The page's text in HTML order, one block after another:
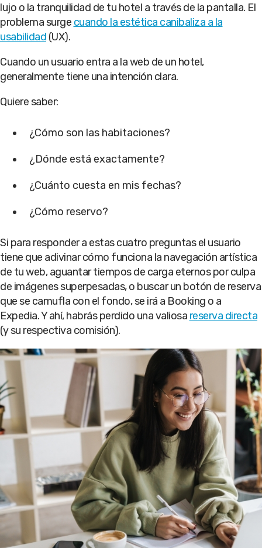
lujo o la tranquilidad de tu hotel a través de la pantalla. El
problema surge cuando la estética canibaliza a la
usabilidad (UX).
Cuando un usuario entra a la web de un hotel,
generalmente tiene una intención clara.
Quiere saber:
¿Cómo son las habitaciones?
¿Dónde está exactamente?
¿Cuánto cuesta en mis fechas?
¿Cómo reservo?
Si para responder a estas cuatro preguntas el usuario
tiene que adivinar cómo funciona la navegación artística
de tu web, aguantar tiempos de carga eternos por culpa
de imágenes superpesadas, o buscar un botón de reserva
que se camufla con el fondo, se irá a Booking o a
Expedia. Y ahí, habrás perdido una valiosa reserva directa
(y su respectiva comisión).